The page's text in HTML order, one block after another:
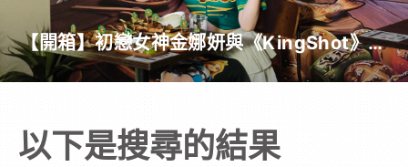
動
漫
二
【開箱】初戀女神金娜妍與《KingShot》再
度合作！攜手焦糖楓、柒息地推出「國王燒
以下是搜尋的結果